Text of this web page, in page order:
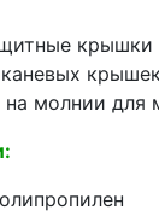
крышки
на молнии для